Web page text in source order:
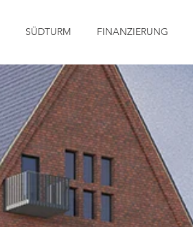
SÜDTURM FINANZIERUNG